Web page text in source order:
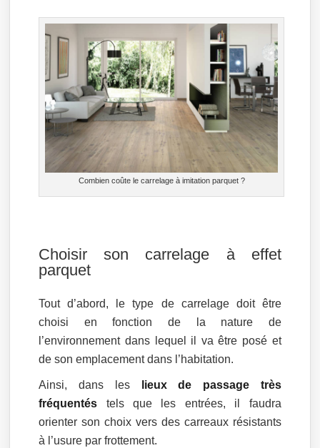
Combien coûte le carrelage à imitation parquet ?
Choisir son carrelage à effet
parquet
Tout d’abord, le type de carrelage doit être
choisi en fonction de la nature de
l’environnement dans lequel il va être posé et
de son emplacement dans l’habitation.
Ainsi, dans les
lieux de passage très
fréquentés tels que les entrées, il faudra
orienter son choix vers des carreaux résistants
à l’usure par frottement.